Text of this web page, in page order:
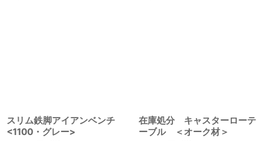
スリム鉄脚アイアンベンチ
<1100・グレー>
在庫処分 キャスターローテ
ーブル ＜オーク材＞